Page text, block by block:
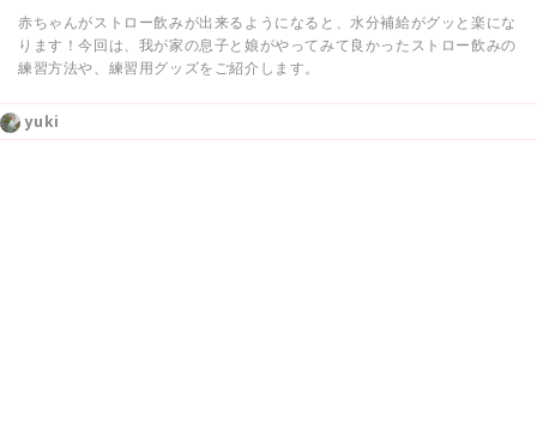
赤ちゃんがストロー飲みが出来るようになると、水分補給がグッと楽にな
ります！今回は、我が家の息子と娘がやってみて良かったストロー飲みの
練習方法や、練習用グッズをご紹介します。
yuki